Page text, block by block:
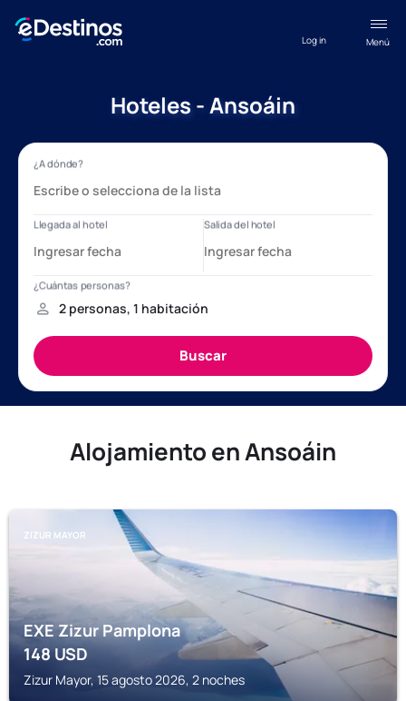
Menú
Log in
Hoteles - Ansoáin
Alojamiento en Ansoáin
ZIZUR MAYOR
EXE Zizur Pamplona
148USD
Zizur Mayor, 15 agosto 2026, 2 noches